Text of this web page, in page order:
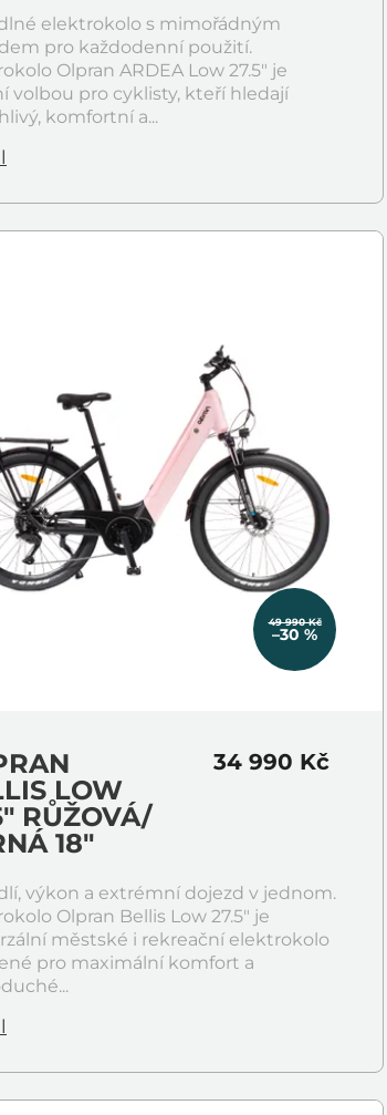
elektrokolo s mimořádným
pro každodenní použití.
Olpran ARDEA Low 27.5" je
volbou pro cyklisty, kteří hledají
komfortní a...
49 990 Kč
–30 %
LOW
RŮŽOVÁ/
18"
34 990 Kč
výkon a extrémní dojezd v jednom.
Olpran Bellis Low 27.5" je
městské i rekreační elektrokolo
pro maximální komfort a